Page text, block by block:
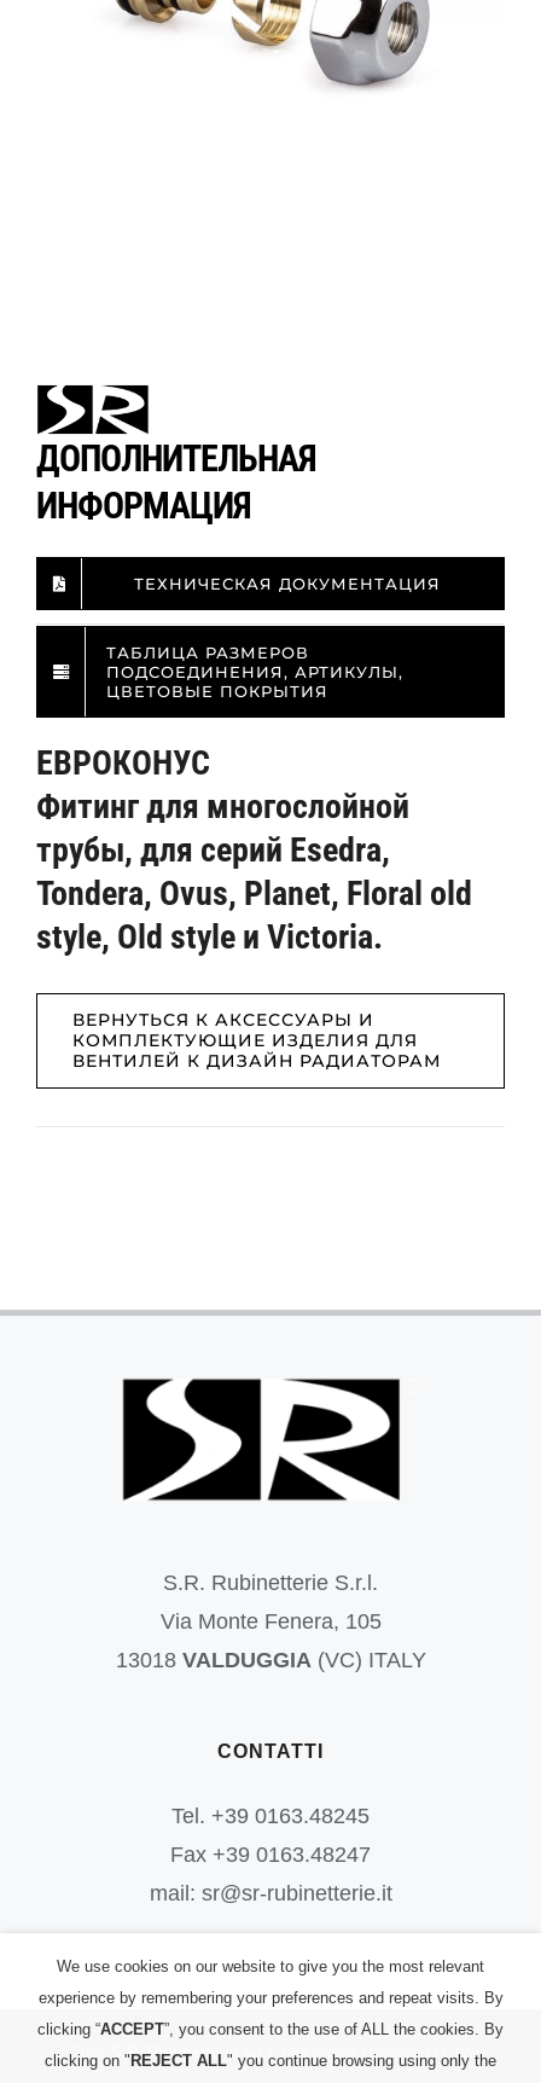
ДОПОЛНИТЕЛЬНАЯ
ИНФОРМАЦИЯ
ТЕХНИЧЕСКАЯ ДОКУМЕНТАЦИЯ
ТАБЛИЦА РАЗМЕРОВ
ПОДСОЕДИНЕНИЯ, АРТИКУЛЫ,
ЦВЕТОВЫЕ ПОКРЫТИЯ
ЕВРОКОНУС
Фитинг для многослойной
трубы, для серий Esedra,
Tondera, Ovus, Planet, Floral old
style, Old style и Victoria.
ВЕРНУТЬСЯ К АКСЕССУАРЫ И
КОМПЛЕКТУЮЩИЕ ИЗДЕЛИЯ ДЛЯ
ВЕНТИЛЕЙ К ДИЗАЙН РАДИАТОРАМ
S.R. Rubinetterie S.r.l.
Via Monte Fenera, 105
13018 VALDUGGIA(VC) ITALY
CONTATTI
Tel. +39 0163.48245
Fax +39 0163.48247
mail: sr@sr-rubinetterie.it
© 2026 S.R. Rubinetterie S.r.l. | All Rights Reserved | P.IVA:
We use cookies on our website to give you the most relevant
experience by remembering your preferences and repeat visits. By
clicking “ACCEPT”, you consent to the use of ALL the cookies. By
clicking on " REJECT ALL" you continue browsing using only the